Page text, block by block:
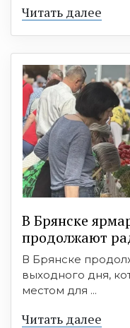
Читать далее
В Брянске
продолжают
В Брянске
выходного дня,
местом для ...
Читать далее